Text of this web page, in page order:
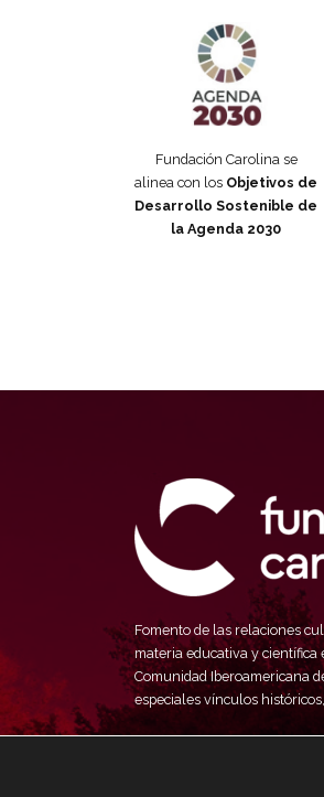
Fundación Carolina se
alinea con los Objetivos de
Desarrollo Sostenible de
la Agenda 2030
Fomento de las relaciones
materia educativa y científica
Comunidad Iberoamericana
especiales vínculos